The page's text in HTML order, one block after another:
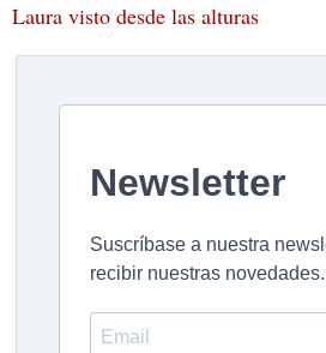
Laura visto desde las alturas